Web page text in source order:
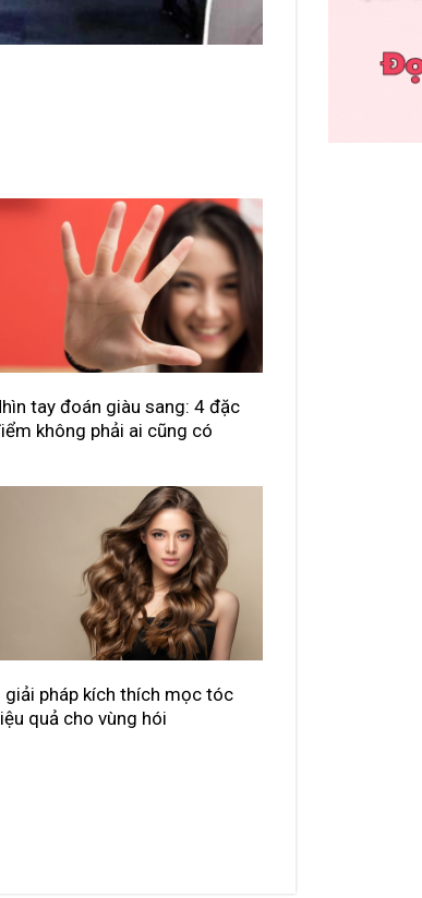
tay đoán giàu sang: 4 đặc
không phải ai cũng có
giải pháp kích thích mọc tóc
quả cho vùng hói